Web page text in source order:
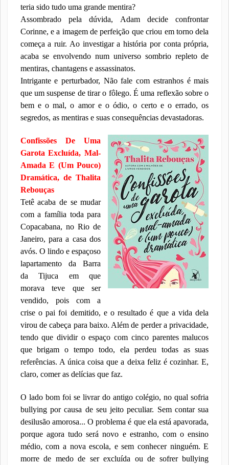
teria sido tudo uma grande mentira?
Assombrado pela dúvida, Adam decide confrontar
Corinne, e a imagem de perfeição que criou em torno dela
começa a ruir. Ao investigar a história por conta própria,
acaba se envolvendo num universo sombrio repleto de
mentiras, chantagens e assassinatos.
Intrigante e perturbador, Não fale com estranhos é mais
que um suspense de tirar o fôlego. É uma reflexão sobre o
bem e o mal, o amor e o ódio, o certo e o errado, os
segredos, as mentiras e suas consequências devastadoras.
Confissões De Uma
Garota Excluída, Mal-
Amada E (Um Pouco)
Dramática, de Thalita
Rebouças
Tetê acaba de se mudar
com a família toda para
Copacabana, no Rio de
Janeiro, para a casa dos
avós. O lindo e espaçoso
lapartamento da Barra
da Tijuca em que
morava teve que ser
vendido, pois com a
crise o pai foi demitido, e o resultado é que a vida dela
virou de cabeça para baixo. Além de perder a privacidade,
tendo que dividir o espaço com cinco parentes malucos
que brigam o tempo todo, ela perdeu todas as suas
referências. A única coisa que a deixa feliz é cozinhar. E,
claro, comer as delícias que faz.
O lado bom foi se livrar do antigo colégio, no qual sofria
bullying por causa de seu jeito peculiar. Sem contar sua
desilusão amorosa... O problema é que ela está apavorada,
porque agora tudo será novo e estranho, com o ensino
médio, com a nova escola, e sem conhecer ninguém. E
morre de medo de ser excluída ou de sofrer bullying